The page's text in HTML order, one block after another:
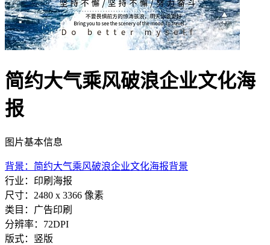
简约大气乘风破浪企业文化海
报
图片基本信息
背景：简约大气乘风破浪企业文化海报背景
行业：印刷海报
尺寸：2480 x 3366 像素
类目：广告印刷
分辨率：72DPI
版式：竖版